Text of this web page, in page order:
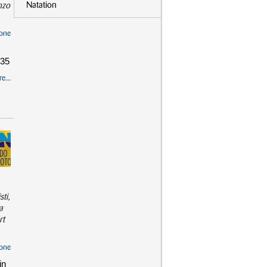
Natation